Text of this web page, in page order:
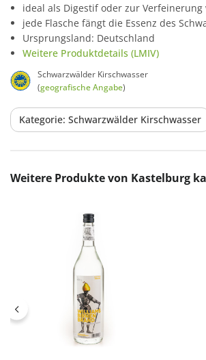
ideal als Digestif oder zur Verfeinerung
jede Flasche fängt die Essenz des
Ursprungsland: Deutschland
Weitere Produktdetails (LMIV)
Schwarzwälder Kirschwasser
(geografische Angabe)
Kategorie: Schwarzwälder Kirschwasser
Produktgalerie überspringen
Weitere Produkte von Kastelburg